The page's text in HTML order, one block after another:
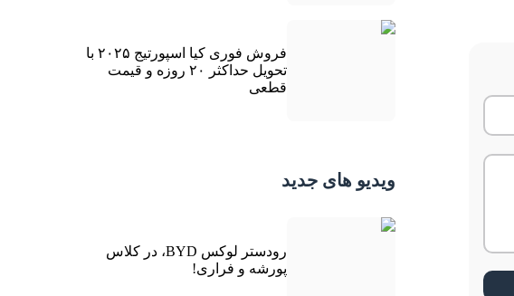
فروش فوری کیا اسپورتیج ۲۰۲۵ با
تحویل حداکثر ۲۰ روزه و قیمت
قطعی
ویدیو های جدید
رودستر لوکس BYD، در کلاس
پورشه و فراری!